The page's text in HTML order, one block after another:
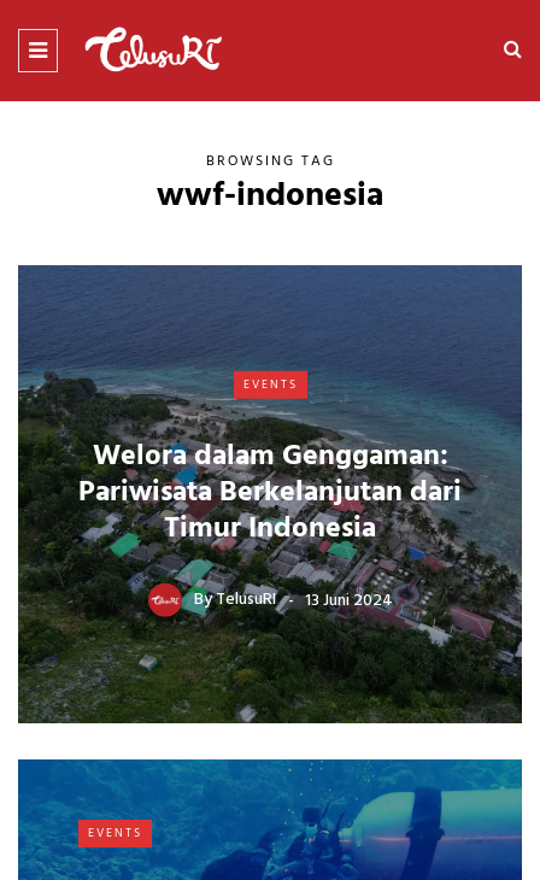
BROWSING TAG
wwf-indonesia
EVENTS
Welora dalam Genggaman:
Pariwisata Berkelanjutan dari
Timur Indonesia
ByTelusuRI 13 Juni 2024
EVENTS